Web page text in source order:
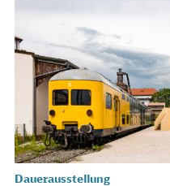
Dauerausstellung